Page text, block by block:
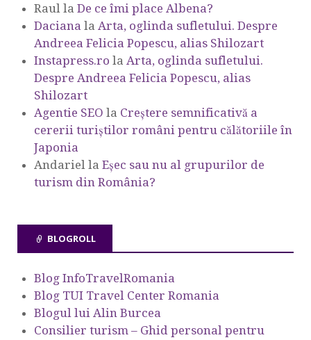
Raul la De ce îmi place Albena?
Daciana la Arta, oglinda sufletului. Despre
Andreea Felicia Popescu, alias Shilozart
Instapress.ro la Arta, oglinda sufletului.
Despre Andreea Felicia Popescu, alias
Shilozart
Agentie SEO la Creștere semnificativă a
cererii turiștilor români pentru călătoriile în
Japonia
Andariel la Eşec sau nu al grupurilor de
turism din România?
BLOGROLL
Blog InfoTravelRomania
Blog TUI Travel Center Romania
Blogul lui Alin Burcea
Consilier turism – Ghid personal pentru